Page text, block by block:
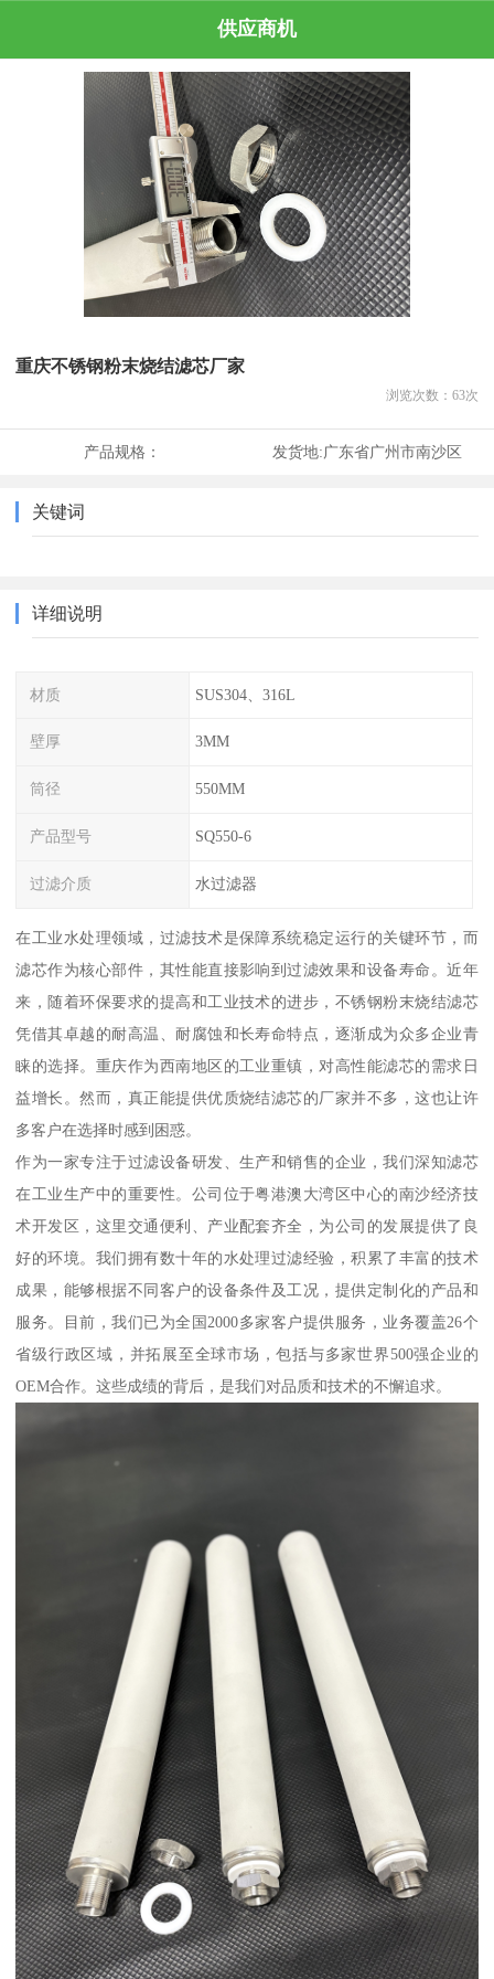
供应商机
重庆不锈钢粉末烧结滤芯厂家
浏览次数： 63次
产品规格： 发货地:广东省广州市南沙区
关键词
详细说明
材质 SUS304、316L
壁厚 3MM
筒径 550MM
产品型号 SQ550-6
过滤介质 水过滤器
在工业水处理领域，过滤技术是保障系统稳定运行的关键环节，而
滤芯作为核心部件，其性能直接影响到过滤效果和设备寿命。近年
来，随着环保要求的提高和工业技术的进步，不锈钢粉末烧结滤芯
凭借其卓越的耐高温、耐腐蚀和长寿命特点，逐渐成为众多企业青
睐的选择。重庆作为西南地区的工业重镇，对高性能滤芯的需求日
益增长。然而，真正能提供优质烧结滤芯的厂家并不多，这也让许
多客户在选择时感到困惑。
作为一家专注于过滤设备研发、生产和销售的企业，我们深知滤芯
在工业生产中的重要性。公司位于粤港澳大湾区中心的南沙经济技
术开发区，这里交通便利、产业配套齐全，为公司的发展提供了良
好的环境。我们拥有数十年的水处理过滤经验，积累了丰富的技术
成果，能够根据不同客户的设备条件及工况，提供定制化的产品和
服务。目前，我们已为全国2000多家客户提供服务，业务覆盖26个
省级行政区域，并拓展至全球市场，包括与多家世界500强企业的
OEM合作。这些成绩的背后，是我们对品质和技术的不懈追求。